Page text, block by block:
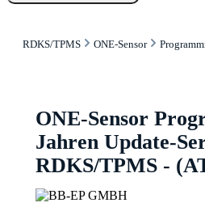
RDKS/TPMS ONE-Sensor
ONE-Sensor
Jahren Update-
RDKS/TPMS -